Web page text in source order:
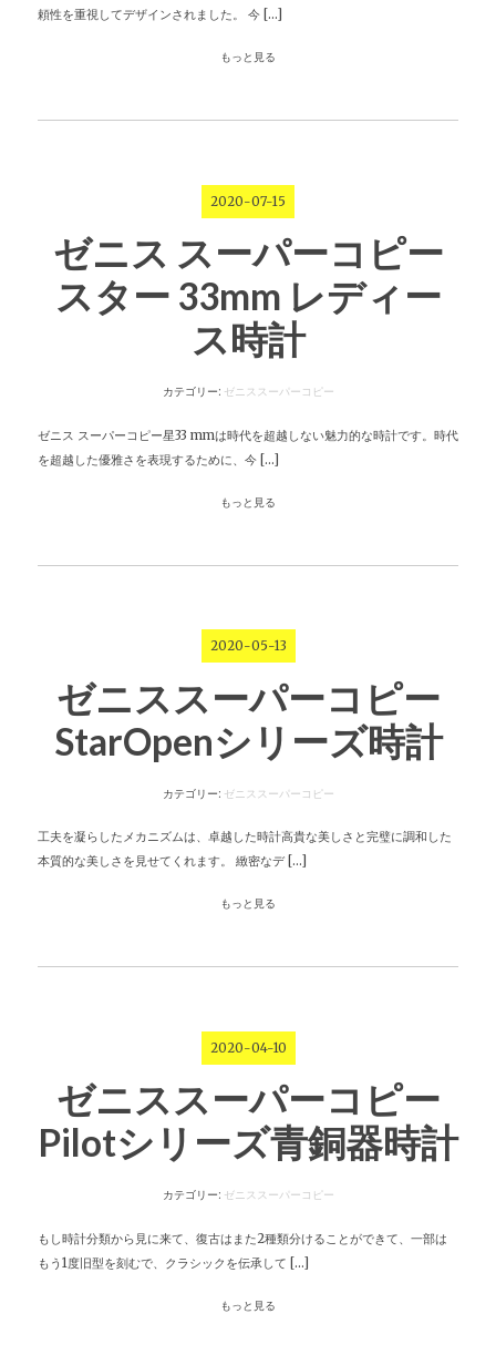
頼性を重視してデザインされました。 今 […]
もっと見る
2020-07-15
ゼニス スーパーコピー
スター 33mm レディー
ス時計
カテゴリー: ゼニススーパーコピー
ゼニス スーパーコピー星33 mmは時代を超越しない魅力的な時計です。時代
を超越した優雅さを表現するために、今 […]
もっと見る
2020-05-13
ゼニススーパーコピー
StarOpenシリーズ時計
カテゴリー: ゼニススーパーコピー
工夫を凝らしたメカニズムは、卓越した時計高貴な美しさと完璧に調和した
本質的な美しさを見せてくれます。 緻密なデ […]
もっと見る
2020-04-10
ゼニススーパーコピー
Pilotシリーズ青銅器時計
カテゴリー: ゼニススーパーコピー
もし時計分類から見に来て、復古はまた2種類分けることができて、一部は
もう1度旧型を刻むで、クラシックを伝承して […]
もっと見る